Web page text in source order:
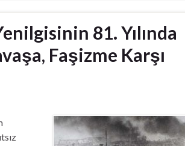
81. Yılında
Faşizme Karşı